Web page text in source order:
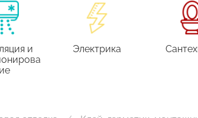
и
Электрика